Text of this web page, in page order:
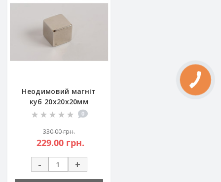
Неодимовий магніт
куб 20х20х20мм
0
330.00 грн.
229.00 грн.
-
+